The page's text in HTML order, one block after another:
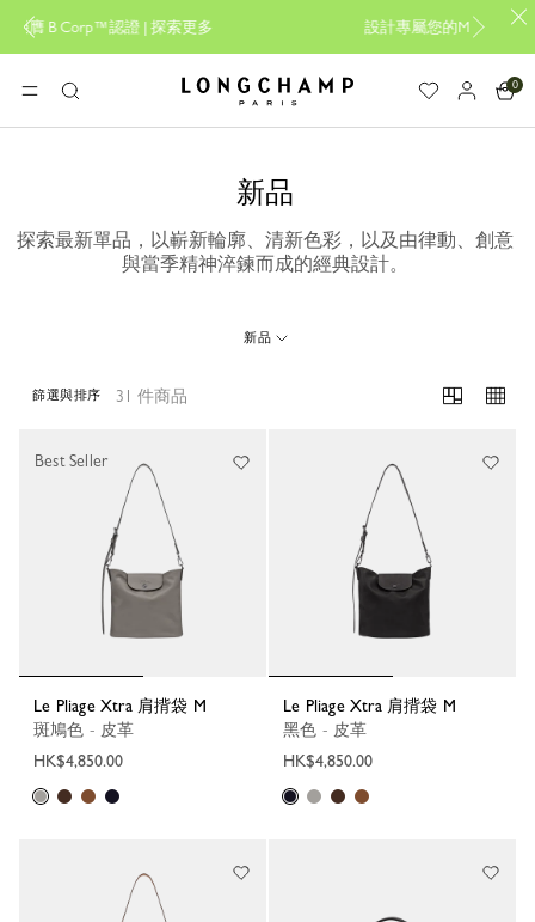
探索更多 設計專屬您的My Pliage， 線上限定 |立即創作
選單
搜
尋
Longchamp - 主頁
0
新品
探索最新單品，以嶄新輪廓、清新色彩，以及由律動、創意
與當季精神淬鍊而成的經典設計。
新品
31 件商品
篩選與排序
Le Pliage Xtra 肩揹袋 M
斑鳩色 - 皮革
HK$4,850.00
Best Seller
Le Pliage Xtra 肩揹袋 M
黑色 - 皮革
HK$4,850.00